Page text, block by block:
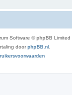
Software © phpBB Limited
doorphpBB.nl